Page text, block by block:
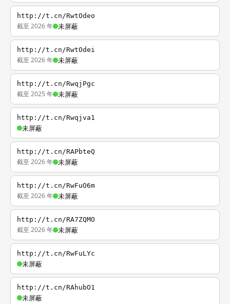
http://t.cn/RwtOdeo
截至 2026 年 未屏蔽
http://t.cn/RwtOdei
截至 2026 年 未屏蔽
http://t.cn/RwqjPgc
截至 2025 年 未屏蔽
http://t.cn/Rwqjva1
未屏蔽
http://t.cn/RAPbteQ
截至 2026 年 未屏蔽
http://t.cn/RwFuO6m
截至 2026 年 未屏蔽
http://t.cn/RA7ZQMO
截至 2026 年 未屏蔽
http://t.cn/RwFuLYc
未屏蔽
http://t.cn/RAhubO1
未屏蔽